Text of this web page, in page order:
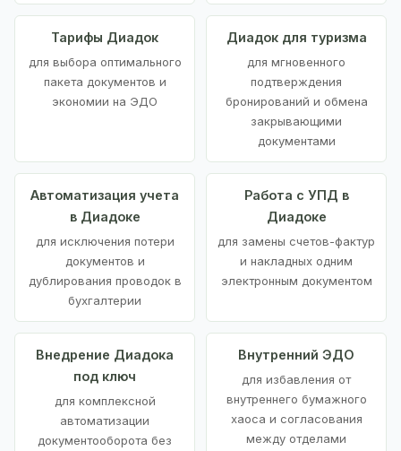
Тарифы Диадок
для выбора оптимального
пакета документов и
экономии на ЭДО
Диадок для туризма
для мгновенного
подтверждения
бронирований и обмена
закрывающими
документами
Автоматизация учета
в Диадоке
для исключения потери
документов и
дублирования проводок в
бухгалтерии
Работа с УПД в
Диадоке
для замены счетов-фактур
и накладных одним
электронным документом
Внедрение Диадока
под ключ
для комплексной
автоматизации
документооборота без
Внутренний ЭДО
для избавления от
внутреннего бумажного
хаоса и согласования
между отделами